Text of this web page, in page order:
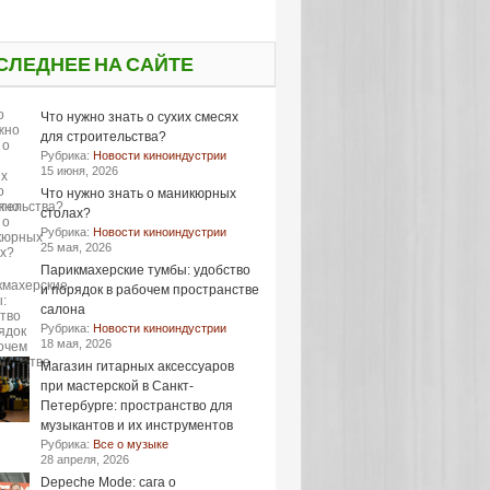
НА САЙТЕ
Что нужно знать о сухих смесях
для строительства?
Рубрика: Новости киноиндустрии
15 июня, 2026
Что нужно знать о маникюрных
столах?
Рубрика: Новости киноиндустрии
25 мая, 2026
Парикмахерские тумбы: удобство
и порядок в рабочем пространстве
салона
Рубрика: Новости киноиндустрии
18 мая, 2026
Магазин гитарных аксессуаров
при мастерской в Санкт-
Петербурге: пространство для
музыкантов и их инструментов
Рубрика: Все о музыке
28 апреля, 2026
Depeche Mode: сага о